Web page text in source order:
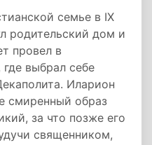
семье в IX
родительский дом и
провел в
выбрал себе
Иларион
смиренный образ
за что позже его
священником,